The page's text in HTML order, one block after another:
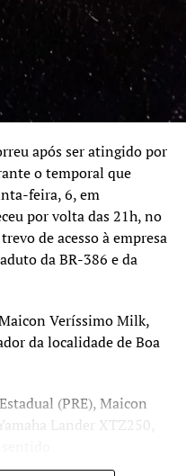
após ser atingido por
o temporal que
feira, 6, em
por volta das 21h, no
de acesso à empresa
da BR-386 e da
Veríssimo Milk,
da localidade de Boa
(PRE), Maicon
Lander XTZ250,
árvore, que seria um